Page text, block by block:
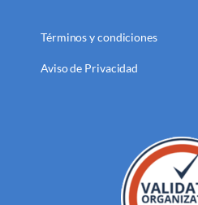
Términos y condiciones
Aviso de Privacidad